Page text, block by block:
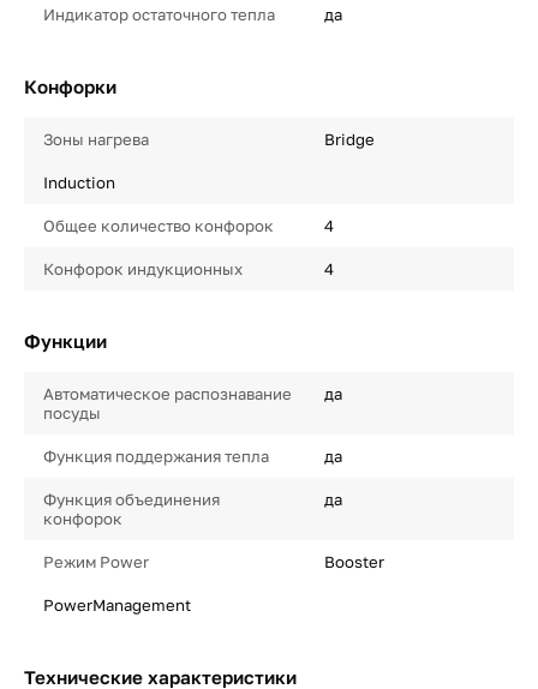
Индикатор остаточного тепла да
Конфорки
Зоны нагрева Bridge
Induction
Общее количество конфорок 4
Конфорок индукционных 4
Функции
Автоматическое распознавание
посуды
да
Функция поддержания тепла да
Функция объединения
конфорок
да
Режим Power Booster
PowerManagement
Технические характеристики